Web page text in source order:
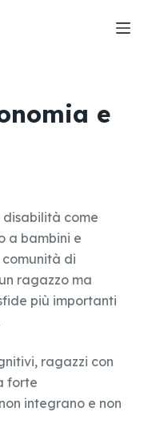
e
disabilità come
a bambini e
comunità di
ragazzo ma
più importanti
ragazzi con
forte
integrano e non